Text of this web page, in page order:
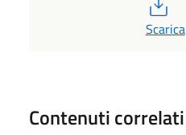
PDF
Scarica
Contenuti correlati